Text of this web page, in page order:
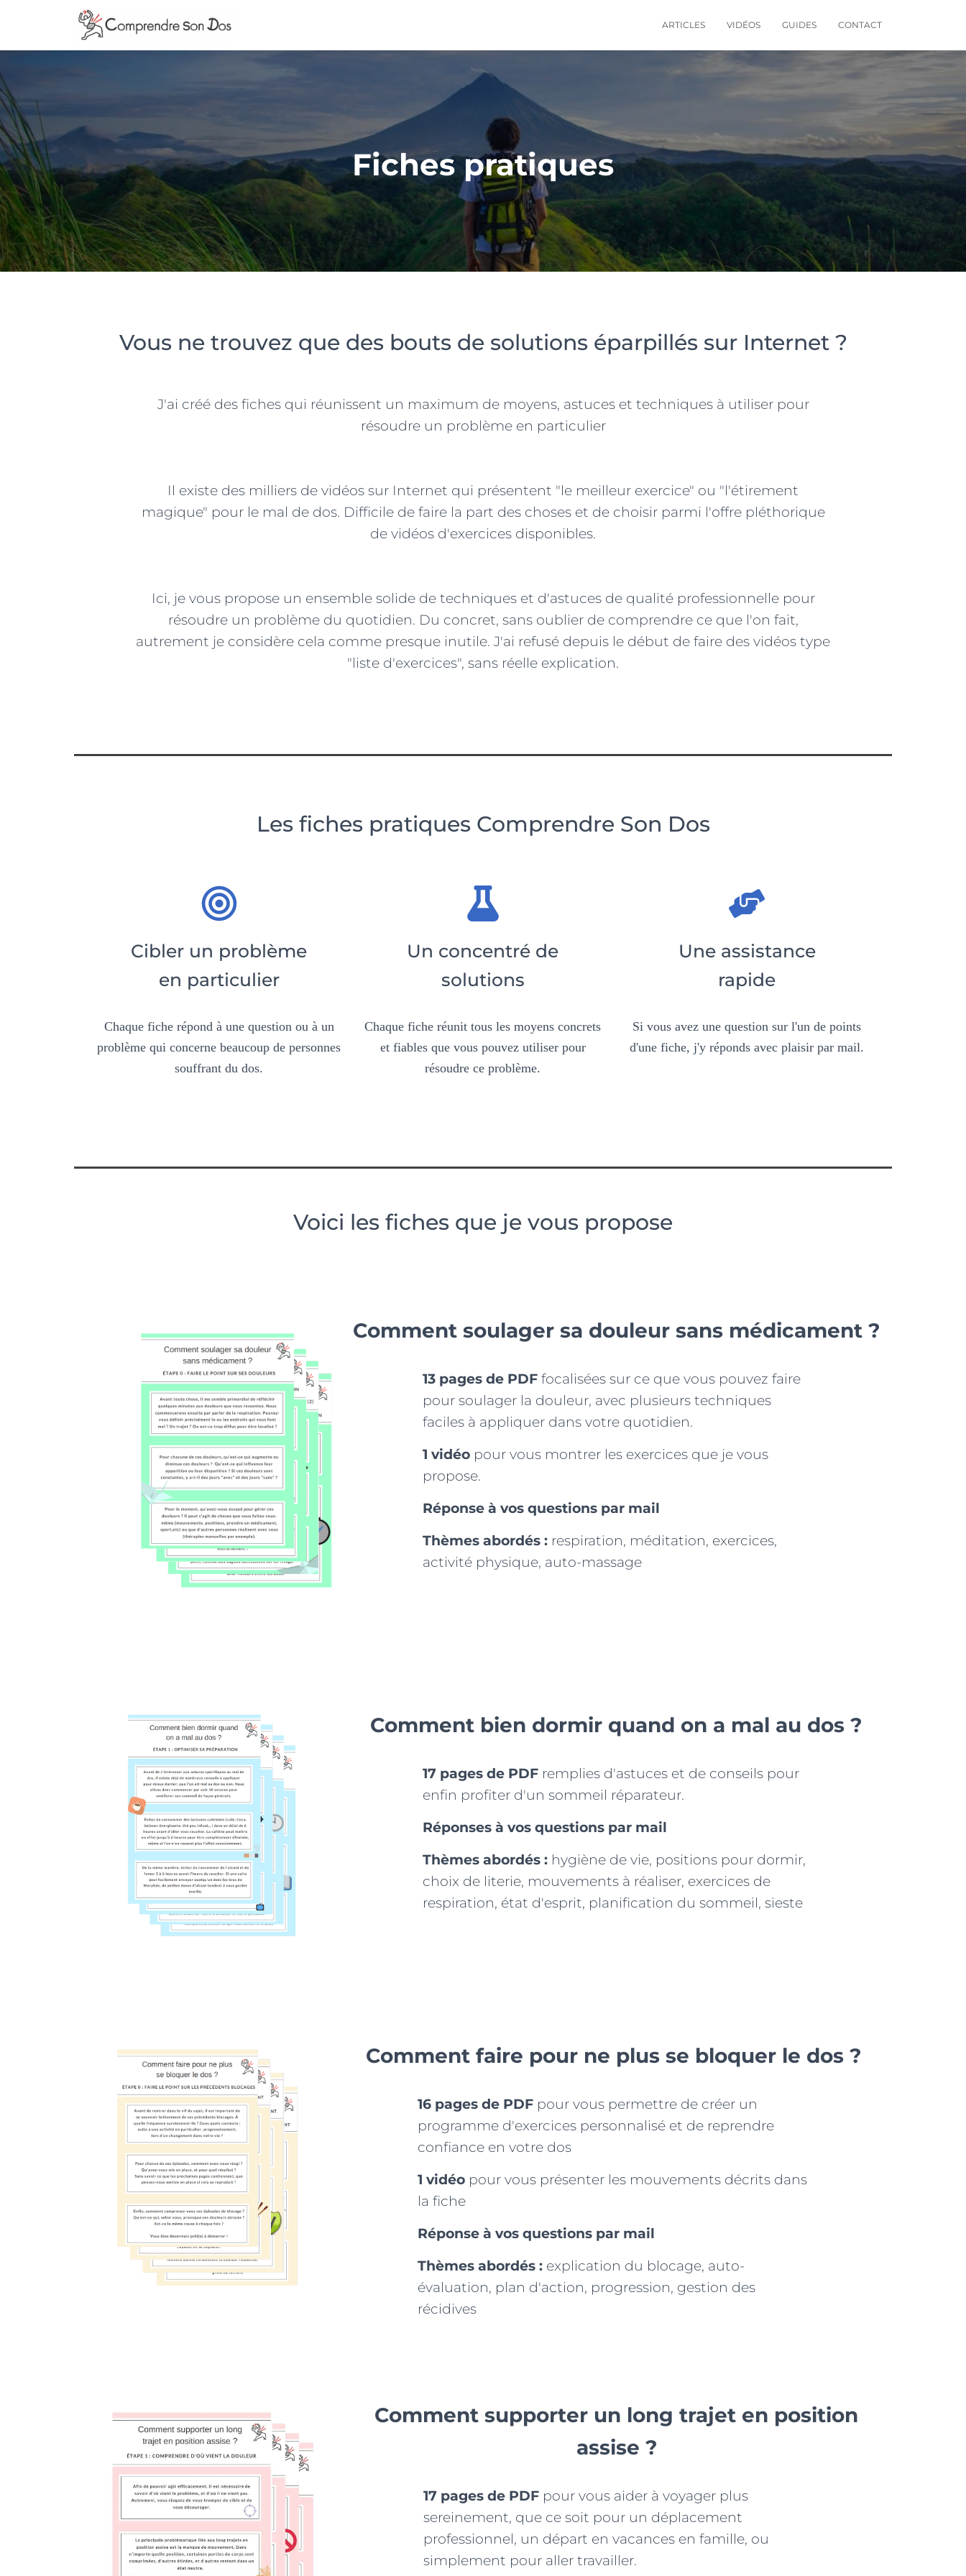
ARTICLES VIDÉOS GUIDES CONTACT
Fiches pratiques
Vous ne trouvez que des bouts de solutions éparpillés sur Internet ?
J'ai créé des fiches qui réunissent un maximum de moyens, astuces et techniques à utiliser pour
résoudre un problème en particulier
Il existe des milliers de vidéos sur Internet qui présentent "le meilleur exercice" ou "l'étirement
magique" pour le mal de dos. Difficile de faire la part des choses et de choisir parmi l'offre pléthorique
de vidéos d'exercices disponibles.
Ici, je vous propose un ensemble solide de techniques et d'astuces de qualité professionnelle pour
résoudre un problème du quotidien. Du concret, sans oublier de comprendre ce que l'on fait,
autrement je considère cela comme presque inutile. J'ai refusé depuis le début de faire des vidéos type
"liste d'exercices", sans réelle explication.
Les fiches pratiques Comprendre Son Dos
Cibler un problème
en particulier
Chaque fiche répond à une question ou à un
problème qui concerne beaucoup de personnes
souffrant du dos.
Un concentré de
solutions
Chaque fiche réunit tous les moyens concrets
et fiables que vous pouvez utiliser pour
résoudre ce problème.
Une assistance
rapide
Si vous avez une question sur l'un de points
d'une fiche, j'y réponds avec plaisir par mail.
Voici les fiches que je vous propose
Comment soulager sa douleur sans médicament ?
13 pages de PDF focalisées sur ce que vous pouvez faire
pour soulager la douleur, avec plusieurs techniques
faciles à appliquer dans votre quotidien.
1 vidéo pour vous montrer les exercices que je vous
propose.
Réponse à vos questions par mail
Thèmes abordés : respiration, méditation, exercices,
activité physique, auto-massage
Comment bien dormir quand on a mal au dos ?
17 pages de PDF remplies d'astuces et de conseils pour
enfin profiter d'un sommeil réparateur.
Réponses à vos questions par mail
Thèmes abordés : hygiène de vie, positions pour dormir,
choix de literie, mouvements à réaliser, exercices de
respiration, état d'esprit, planification du sommeil, sieste
Comment faire pour ne plus se bloquer le dos ?
16 pages de PDF pour vous permettre de créer un
programme d'exercices personnalisé et de reprendre
confiance en votre dos
1 vidéo pour vous présenter les mouvements décrits dans
la fiche
Réponse à vos questions par mail
Thèmes abordés : explication du blocage, auto-
évaluation, plan d'action, progression, gestion des
récidives
Comment supporter un long trajet en position
assise ?
17 pages de PDF pour vous aider à voyager plus
sereinement, que ce soit pour un déplacement
professionnel, un départ en vacances en famille, ou
simplement pour aller travailler.